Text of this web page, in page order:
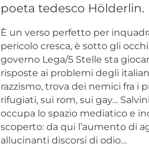
poeta tedesco Hölderlin.
È un verso perfetto per
pericolo cresca, è sotto gli
governo Lega/5 Stelle sta
risposte ai problemi degli
razzismo, trova dei nemici fra i
rifugiati, sui rom, sui gay…
occupa lo spazio mediatico e
scoperto: da qui l’aumento di
allucinanti discorsi di odio…